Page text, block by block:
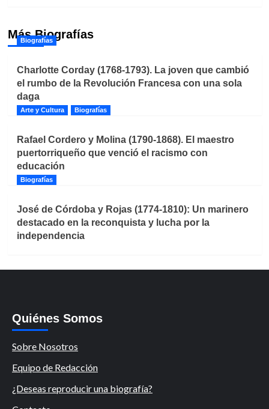
Más Biografías
Biografías
Charlotte Corday (1768-1793). La joven que cambió
el rumbo de la Revolución Francesa con una sola
daga
Arte y Cultura Biografías
Rafael Cordero y Molina (1790-1868). El maestro
puertorriqueño que venció el racismo con
educación
Biografías
José de Córdoba y Rojas (1774-1810): Un marinero
destacado en la reconquista y lucha por la
independencia
Quiénes Somos
Sobre Nosotros
Equipo de Redacción
¿Deseas reproducir una biografía?